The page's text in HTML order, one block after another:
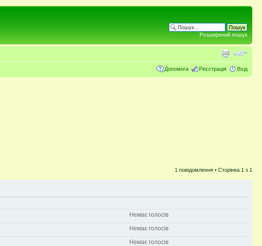
Розширений пошук
Допомога Реєстрація Вхід
1 повідомлення • Сторінка 1 з 1
Немає голосів
Немає голосів
Немає голосів